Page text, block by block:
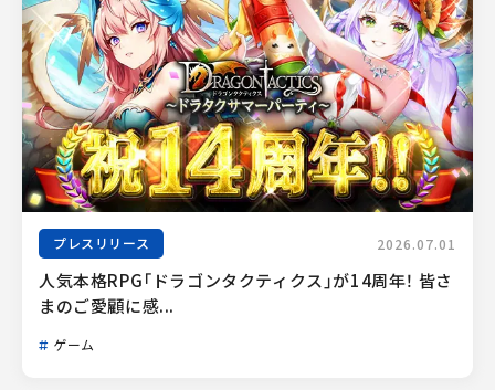
プレスリリース 2026.07.01
人気本格RPG「ドラゴンタクティクス」が14周年！ 皆さ
まのご愛顧に感...
ゲーム